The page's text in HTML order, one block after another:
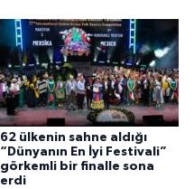
62 ülkenin sahne aldığı
“Dünyanın En İyi Festivali”
görkemli bir finalle sona
erdi